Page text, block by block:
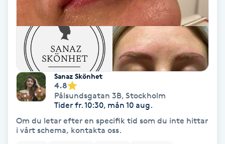
Fransförlängning Volym
Fransk manikyr
Fransrengöring
Frekvensterapi
Friskvård
Sanaz Skönhet
4.8
Pålsundsgatan 3B, Stockholm
Tider fr. 10:30, mån 10 aug.
Om du letar efter en specifik tid som du inte hittar
i vårt schema, kontakta oss.